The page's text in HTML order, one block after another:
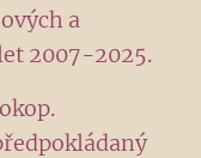
a
2007-2025.